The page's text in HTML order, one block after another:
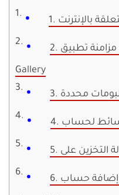
بالإنترنت
2. تحقق من إعدادات مزامنة تطبيق Samsung
Gallery
محددة
6. قم بإزالة وإعادة إضافة حساب ONEDRIVE